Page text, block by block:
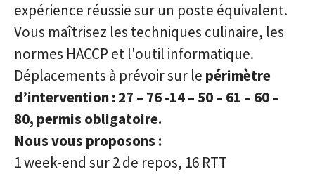
expérience réussie sur un poste équivalent.
Vous maîtrisez les techniques culinaire, les
normes HACCP et l'outil informatique.
Déplacements à prévoir sur le périmètre
d’intervention : 27 – 76 -14 – 50 – 61 – 60 –
80, permis obligatoire.
Nous vous proposons :
1 week-end sur 2 de repos, 16 RTT